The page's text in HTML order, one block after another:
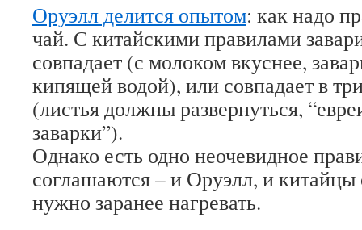
Оруэлл делится опытом: как надо
чай. С китайскими правилами
совпадает (с молоком вкуснее,
кипящей водой), или совпадает в
(листья должны развернуться,
заварки”).
Однако есть одно неочевидное
соглашаются – и Оруэлл, и китайцы
нужно заранее нагревать.